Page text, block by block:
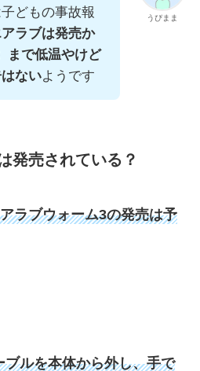
うぴまま
どもの事故報
ラブは発売か
まで低温やけど
ないようです
発売されている？
ラブウォーム3の発売は予
ルを本体から外し、手で